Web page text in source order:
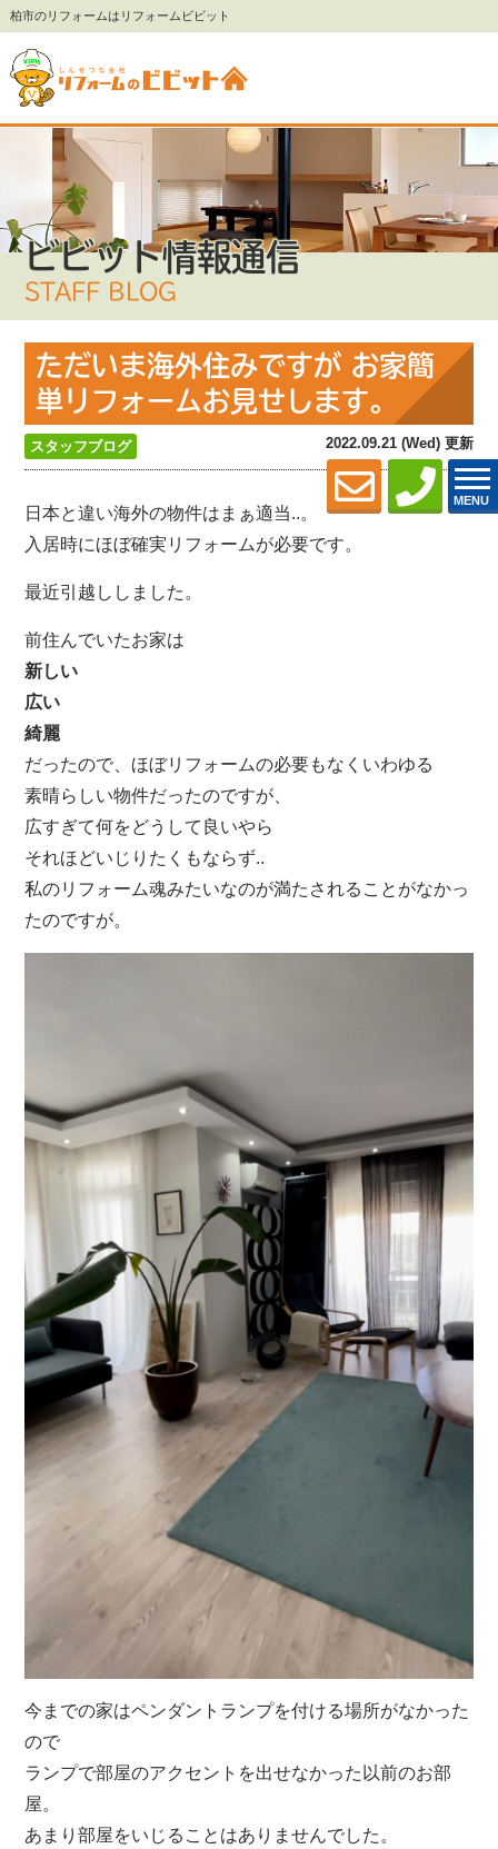
柏市のリフォームはリフォームビビット
MENU
ビビット情報通信
STAFF BLOG
ただいま海外住みですが お家簡
単リフォームお見せします。
スタッフブログ 2022.09.21 (Wed) 更新
日本と違い海外の物件はまぁ適当..。
入居時にほぼ確実リフォームが必要です。
最近引越ししました。
前住んでいたお家は
新しい
広い
綺麗
だったので、ほぼリフォームの必要もなくいわゆる
素晴らしい物件だったのですが、
広すぎて何をどうして良いやら
それほどいじりたくもならず..
私のリフォーム魂みたいなのが満たされることがなかっ
たのですが。
今までの家はペンダントランプを付ける場所がなかった
ので
ランプで部屋のアクセントを出せなかった以前のお部
屋。
あまり部屋をいじることはありませんでした。